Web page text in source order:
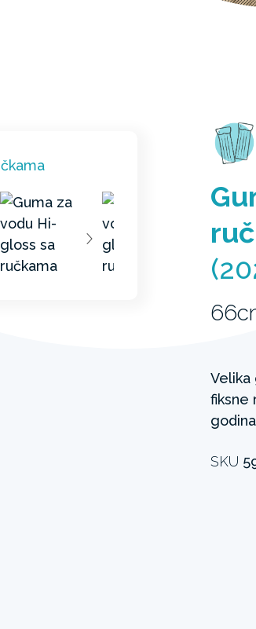
Velika
fiksne
SKU